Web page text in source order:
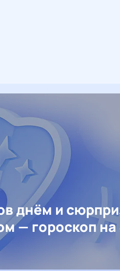
днём и
— гороскоп на